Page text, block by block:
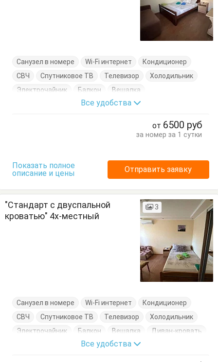
Санузел в номере Wi-Fi интернет
Кондиционер
СВЧ
Спутниковое ТВ Телевизор
Холодильник
Электрочайник
Балкон
Вешалка
Журнальный столик
Кровати односпальные
Все удобства
от 6500 руб
за номер за 1 сутки
Показать полное
описание и цены
Отправить заявку
"Стандарт с двуспальной
кроватью" 4х-местный
3
Санузел в номере Wi-Fi интернет
Кондиционер
СВЧ
Спутниковое ТВ Телевизор
Холодильник
Электрочайник
Балкон Вешалка
Диван-кровать
Журнальный столик
Кровать двуспальная
Все удобства